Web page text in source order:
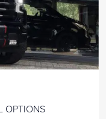
OPTIONS